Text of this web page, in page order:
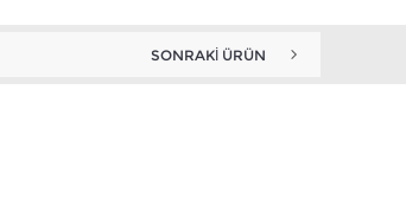
SONRAKI ÜRÜN